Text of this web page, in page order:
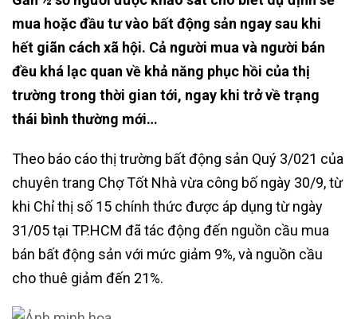
mua hoặc đầu tư vào bất động sản ngay sau khi
hết giãn cách xã hội. Cả người mua và người bán
đều khá lạc quan về khả năng phục hồi của thị
trường trong thời gian tới, ngay khi trở về trạng
thái bình thường mới…
Theo báo cáo thị trường bất động sản Quý 3/021 của
chuyên trang Chợ Tốt Nhà vừa công bố ngày 30/9, từ
khi Chỉ thị số 15 chính thức được áp dụng từ ngày
31/05 tại TP.HCM đã tác động đến nguồn cầu mua
bán bất động sản với mức giảm 9%, và nguồn cầu
cho thuê giảm đến 21%.